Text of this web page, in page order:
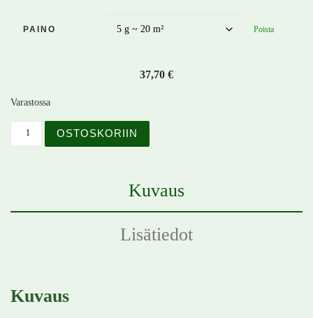
PAINO Poista
37,70 €
Varastossa
OSTOSKORIIN
Kuvaus
Lisätiedot
Kuvaus